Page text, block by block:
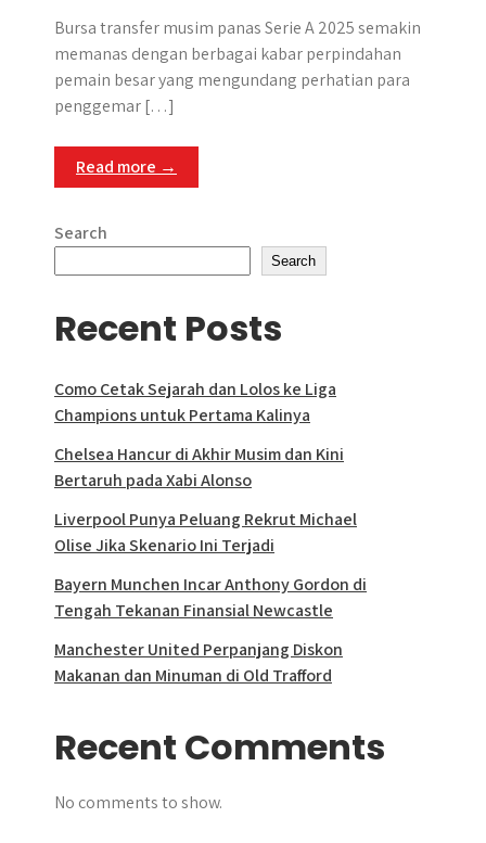
Bursa transfer musim panas Serie A 2025 semakin
memanas dengan berbagai kabar perpindahan
pemain besar yang mengundang perhatian para
penggemar […]
Read more →
Search
Search
Recent Posts
Como Cetak Sejarah dan Lolos ke Liga
Champions untuk Pertama Kalinya
Chelsea Hancur di Akhir Musim dan Kini
Bertaruh pada Xabi Alonso
Liverpool Punya Peluang Rekrut Michael
Olise Jika Skenario Ini Terjadi
Bayern Munchen Incar Anthony Gordon di
Tengah Tekanan Finansial Newcastle
Manchester United Perpanjang Diskon
Makanan dan Minuman di Old Trafford
Recent Comments
No comments to show.